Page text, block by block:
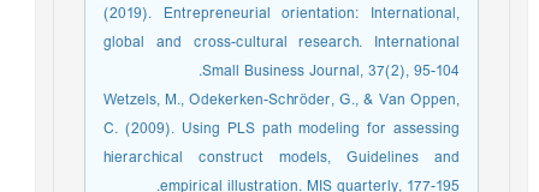
(2019). Entrepreneurial orientation: International,
global and cross-cultural research. International
Small Business Journal, 37(2), 95-104.
Wetzels, M., Odekerken-Schröder, G., & Van Oppen,
C. (2009). Using PLS path modeling for assessing
hierarchical construct models, Guidelines and